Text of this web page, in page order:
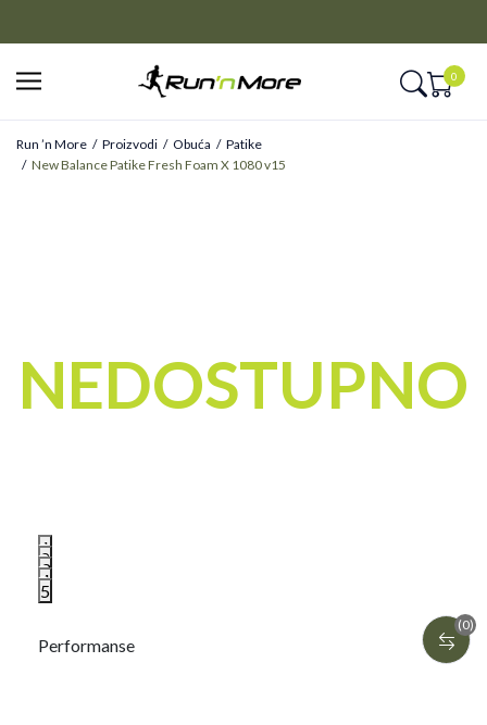
0
Run ’n More Proizvodi Obuća
Patike
New Balance Patike Fresh Foam X 1080 v15
(0)
1
2
3
4
5
NEDOSTUPNO
Performanse